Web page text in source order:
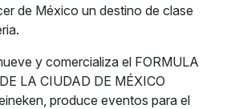
de México un destino de clase
y comercializa el FORMULA
LA CIUDAD DE MÉXICO
produce eventos para el